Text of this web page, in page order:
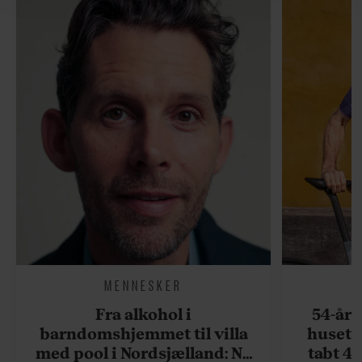
hermed i både vores
privatlivspolitik
MENNESKER
Fra alkohol i
barndomshjemmet til villa
med pool i Nordsjælland: Nu
54-
huset
tabt